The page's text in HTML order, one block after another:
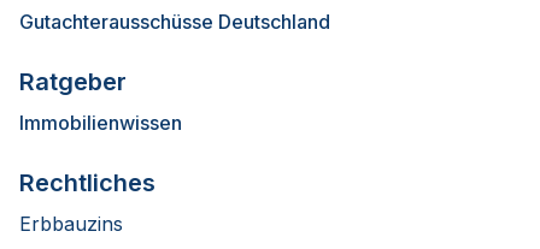
Gutachterausschüsse Deutschland
Ratgeber
Immobilienwissen
Rechtliches
Erbbauzins